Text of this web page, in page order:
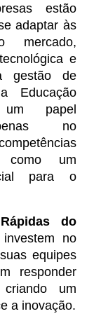
estão
adaptar às
mercado,
e
gestão de
Educação
um papel
no
como um
para o
do
no
equipes
responder
criando um
a inovação.